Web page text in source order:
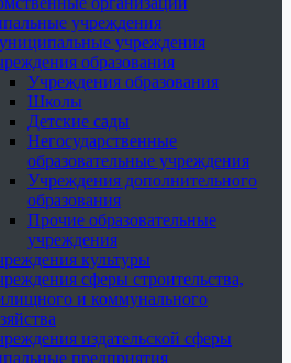
учреждения
учреждения
образования
Учреждения образования
Школы
Детские сады
Негосударственные
образовательные учреждения
Учреждения дополнительного
образования
Прочие образовательные
учреждения
культуры
сферы строительства,
и коммунального
издательской сферы
предприятия